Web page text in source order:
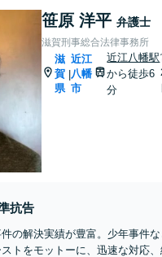
笹原 洋平 弁護士
滋賀刑事総合法律事務所
滋
賀
県
|
近江
八幡
市
近江八幡駅
から徒歩6
分
抗告
件の解決実績が豊富。少年事件
トをモットーに、迅速な対応